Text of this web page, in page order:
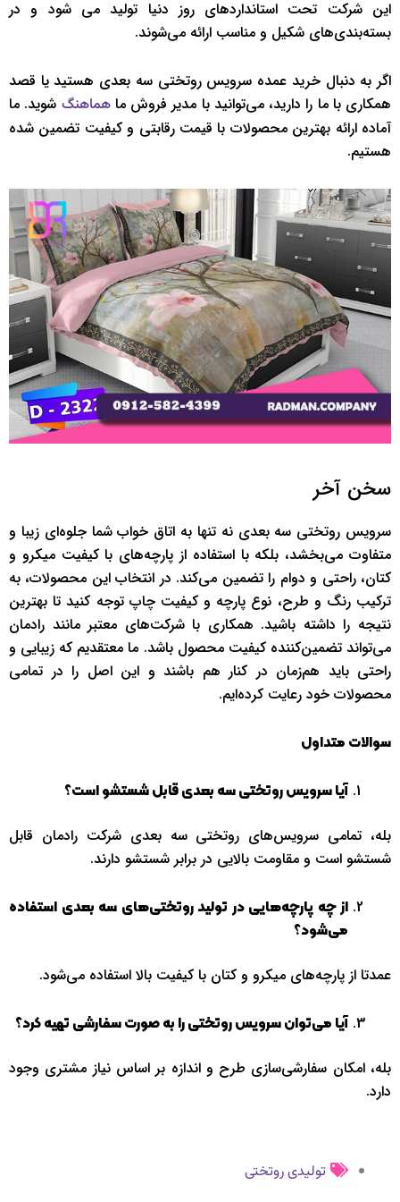
این شرکت تحت استانداردهای روز دنیا تولید می شود و در
بسته‌بندی‌های شکیل و مناسب ارائه می‌شوند.
اگر به دنبال خرید عمده سرویس روتختی سه بعدی هستید یا قصد
همکاری با ما را دارید، می‌توانید با مدیر فروش ماهماهنگ شوید. ما
آماده ارائه بهترین محصولات با قیمت رقابتی و کیفیت تضمین شده
هستیم.
سخن آخر
سرویس روتختی سه بعدی نه تنها به اتاق خواب شما جلوه‌ای زیبا و
متفاوت می‌بخشد، بلکه با استفاده از پارچه‌های با کیفیت میکرو و
کتان، راحتی و دوام را تضمین می‌کند. در انتخاب این محصولات، به
ترکیب رنگ و طرح، نوع پارچه و کیفیت چاپ توجه کنید تا بهترین
نتیجه را داشته باشید. همکاری با شرکت‌های معتبر مانند رادمان
می‌تواند تضمین‌کننده کیفیت محصول باشد. ما معتقدیم که زیبایی و
راحتی باید هم‌زمان در کنار هم باشند و این اصل را در تمامی
محصولات خود رعایت کرده‌ایم.
سوالات متداول
آیا سرویس روتختی سه بعدی قابل شستشو است؟
بله، تمامی سرویس‌های روتختی سه بعدی شرکت رادمان قابل
شستشو است و مقاومت بالایی در برابر شستشو دارند.
از چه پارچه‌هایی در تولید روتختی‌های سه بعدی استفاده
می‌شود؟
عمدتا از پارچه‌های میکرو و کتان با کیفیت بالا استفاده می‌شود.
آیا می‌توان سرویس روتختی را به صورت سفارشی تهیه کرد؟
بله، امکان سفارشی‌سازی طرح و اندازه بر اساس نیاز مشتری وجود
دارد.
تولیدی روتختی